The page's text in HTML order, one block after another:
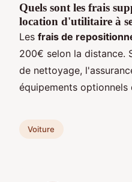
Quels sont les frais
location d'utilitaire à
Les frais de
200€ selon la distance.
de nettoyage,
équipements optionnels
Voiture